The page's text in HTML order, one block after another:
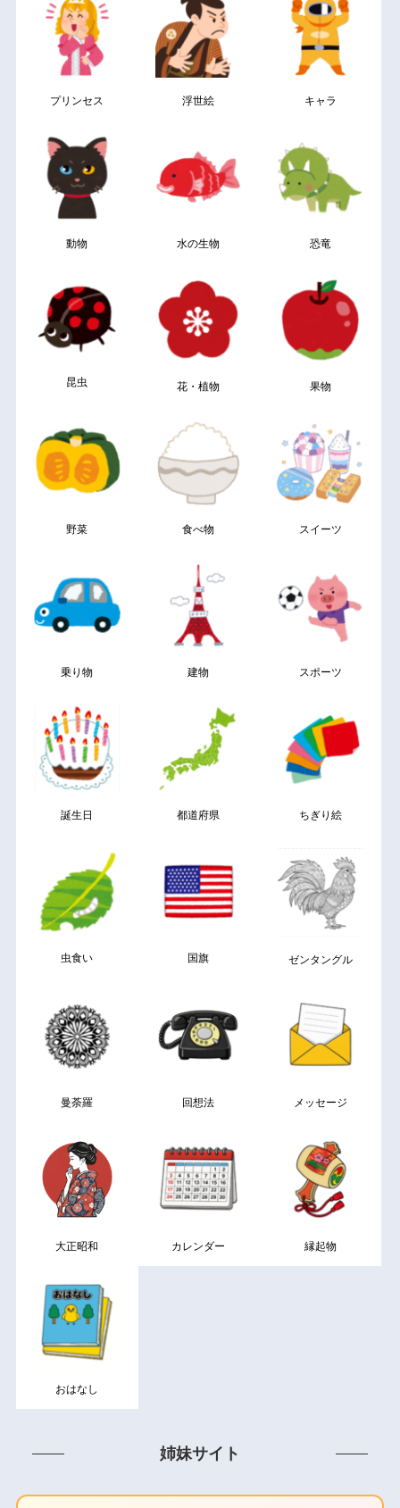
プリンセス 浮世絵 キャラ
動物 水の生物 恐竜
昆虫 花・植物 果物
野菜 食べ物 スイーツ
乗り物 建物 スポーツ
誕生日 都道府県 ちぎり絵
虫食い 国旗 ゼンタングル
曼荼羅 回想法 メッセージ
大正昭和 カレンダー 縁起物
おはなし
姉妹サイト